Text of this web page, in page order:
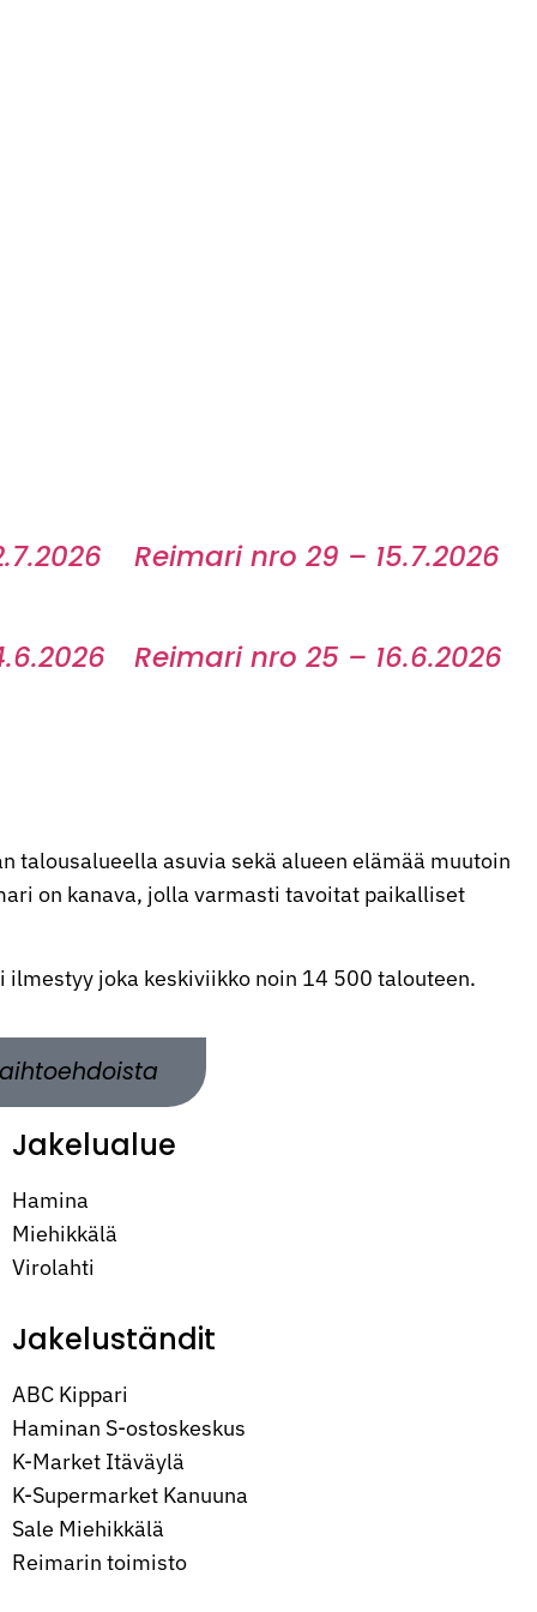
Reimari nro 29 – 15.7.2026
Reimari nro 25 – 16.6.2026
talousalueella asuvia sekä alueen elämää muutoin
on kanava, jolla varmasti tavoitat paikalliset
ilmestyy joka keskiviikko noin 14 500 talouteen.
Jakelualue
Hamina
Miehikkälä
Virolahti
Jakeluständit
ABC Kippari
Haminan S-ostoskeskus
K-Market Itäväylä
K-Supermarket Kanuuna
Sale Miehikkälä
Reimarin toimisto